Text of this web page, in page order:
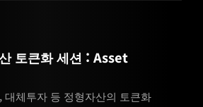
토큰화 세션 : Asset
대체투자 등 정형자산의 토큰화